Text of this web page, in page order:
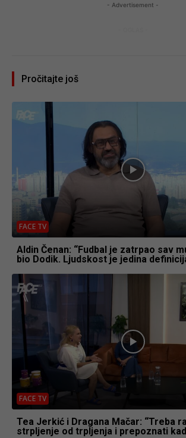
- Advertisement -
Pročitajte još
FACE TV
Aldin Čenan: “Fudbal je zatrpao sav
bio Dodik. Ljudskost je jedina
FACE TV
Tea Jerkić i Dragana Mačar: “Treba
strpljenje od trpljenja i prepoznati